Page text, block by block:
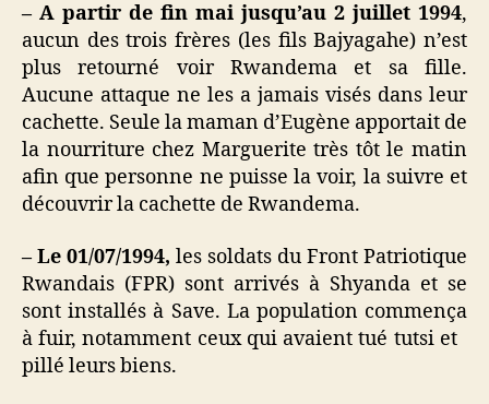
– A partir de fin mai jusqu’au 2 juillet 1994,
aucun des trois frères (les fils Bajyagahe) n’est
plus retourné voir Rwandema et sa fille.
Aucune attaque ne les a jamais visés dans leur
cachette. Seule la maman d’Eugène apportait de
la nourriture chez Marguerite très tôt le matin
afin que personne ne puisse la voir, la suivre et
découvrir la cachette de Rwandema.
– Le 01/07/1994, les soldats du Front Patriotique
Rwandais (FPR) sont arrivés à Shyanda et se
sont installés à Save. La population commença
à fuir, notamment ceux qui avaient tué tutsi et
pillé leurs biens.